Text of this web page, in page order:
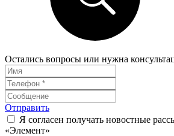
Остались вопросы или нужна
Отправить
Я согласен получать новостные
«Элемент»